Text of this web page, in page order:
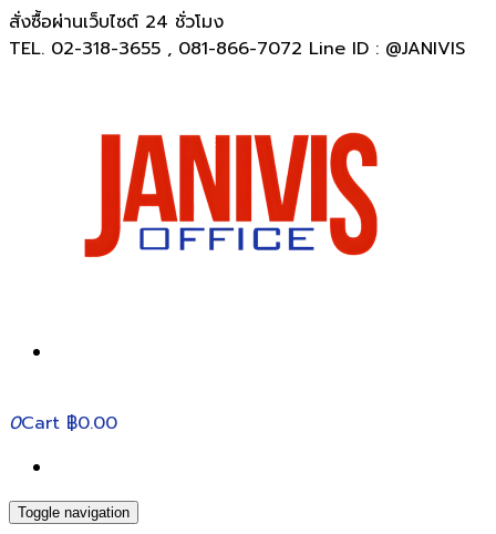
สั่งซื้อผ่านเว็บไซต์ 24 ชั่วโมง
TEL. 02-318-3655 , 081-866-7072 Line ID : @JANIVIS
0Cart ฿0.00
Toggle navigation